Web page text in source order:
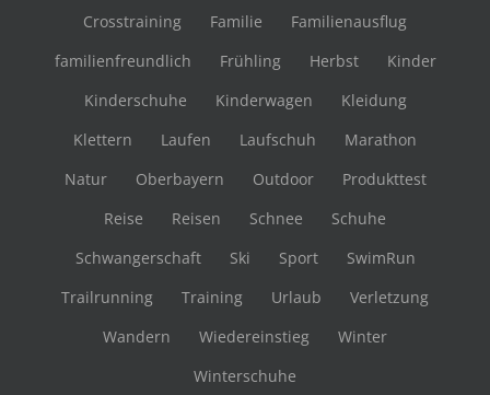
Crosstraining
Familie
Familienausflug
familienfreundlich
Frühling Herbst
Kinder
Kinderschuhe
Kinderwagen
Kleidung
Klettern
Laufen Laufschuh
Marathon
Natur
Oberbayern Outdoor
Produkttest
Reise
Reisen Schnee
Schuhe
Schwangerschaft
Ski Sport
SwimRun
Trailrunning
Training Urlaub
Verletzung
Wandern
Wiedereinstieg
Winter
Winterschuhe